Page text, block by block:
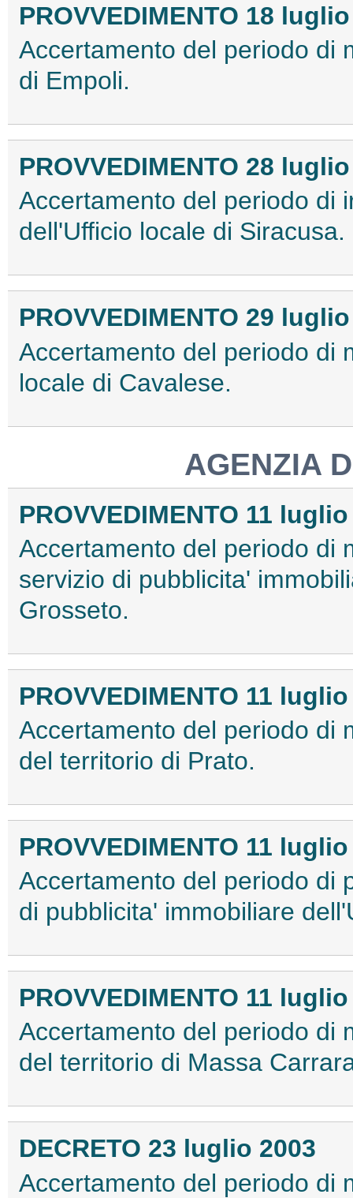
PROVVEDIMENTO 18
Accertamento del periodo di
di Empoli.
PROVVEDIMENTO 28
Accertamento del periodo di
dell'Ufficio locale di Siracusa.
PROVVEDIMENTO 29
Accertamento del periodo di
locale di Cavalese.
AGENZIA
PROVVEDIMENTO 11
Accertamento del periodo di
servizio di pubblicita'
Grosseto.
PROVVEDIMENTO 11
Accertamento del periodo di
del territorio di Prato.
PROVVEDIMENTO 11
Accertamento del periodo di
di pubblicita' immobiliare
PROVVEDIMENTO 11
Accertamento del periodo di
del territorio di Massa
DECRETO 23 luglio 2003
Accertamento del periodo di